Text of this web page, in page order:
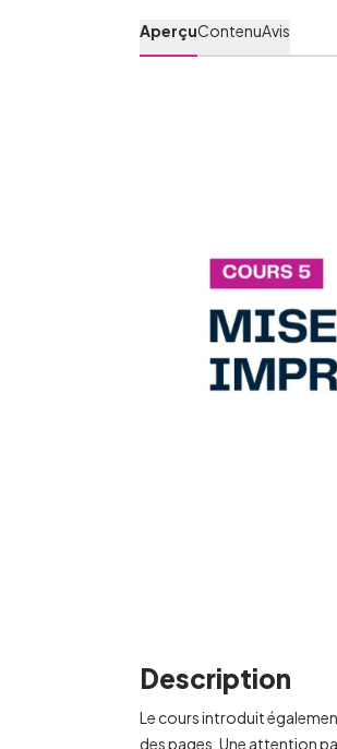
AperçuContenuAvis
Description
Le cours introduit
des pages. Une attention